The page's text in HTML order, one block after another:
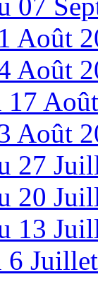
Août
Août
17
Août
27
20
13
6